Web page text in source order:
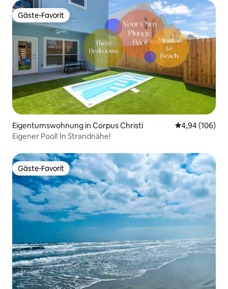
Gäste-Favorit
Gäste-Favorit
Eigentumswohnung in Corpus Christi
4,94 (106)
Eigener Pool! In Strandnähe!
Gäste-Favorit
Gäste-Favorit